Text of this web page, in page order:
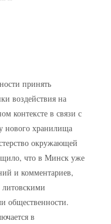
принять
воздействия на
контексте в связи с
нового хранилища
окружающей
что в Минск уже
и комментариев,
общественности.
в